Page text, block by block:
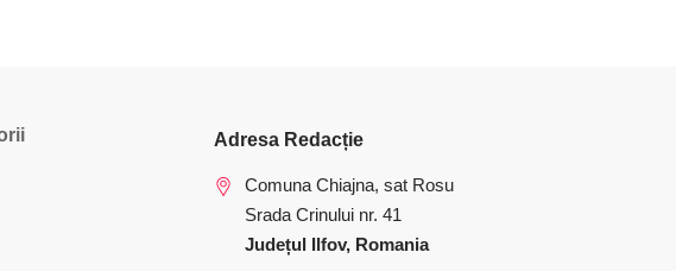
Adresa Redacție
Comuna Chiajna, sat Rosu
Srada Crinului nr. 41
Județul Ilfov, Romania